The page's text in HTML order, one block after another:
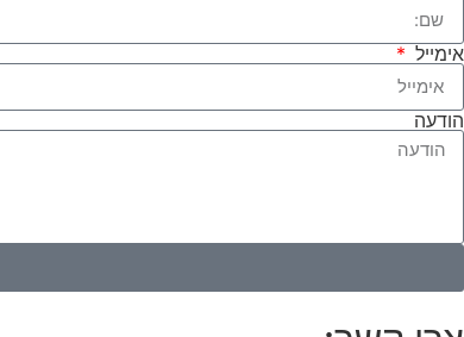
אימייל
הודעה